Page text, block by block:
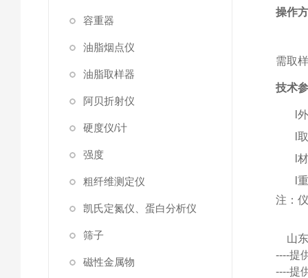
容重器
油脂烟点仪
油脂取样器
阿贝折射仪
硬度仪/计
强度
粗纤维测定仪
凯氏定氮仪、蛋白分析仪
筛子
磁性金属物
操作
需取
技术
l
l
l
l
注：
山
----提
----提